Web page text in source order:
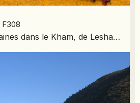
F308
Les marches tibétaines dans le Kham, de Leshan à Gyeltang